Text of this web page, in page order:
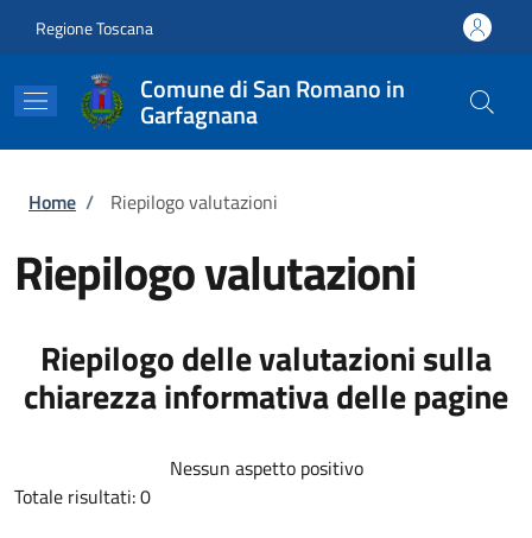
Regione Toscana
Comune di San Romano in
Garfagnana
Briciole di pane
Home / Riepilogo valutazioni
Riepilogo valutazioni
Riepilogo delle valutazioni sulla
chiarezza informativa delle pagine
Nessun aspetto positivo
Totale risultati: 0